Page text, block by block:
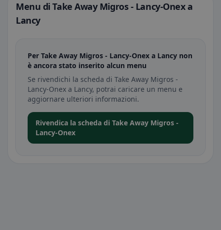
Menu di Take Away Migros - Lancy-Onex a
Lancy
Per Take Away Migros - Lancy-Onex a Lancy non
è ancora stato inserito alcun menu
Se rivendichi la scheda di Take Away Migros -
Lancy-Onex a Lancy, potrai caricare un menu e
aggiornare ulteriori informazioni.
Rivendica la scheda di Take Away Migros -
Lancy-Onex